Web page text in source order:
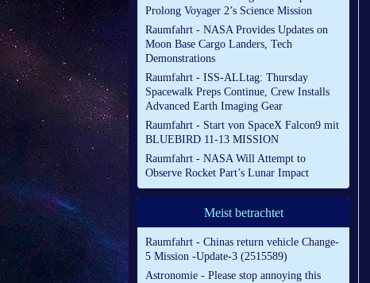
Prolong Voyager 2’s Science Mission
Raumfahrt - NASA Provides Updates on
Moon Base Cargo Landers, Tech
Demonstrations
Raumfahrt - ISS-ALLtag: Thursday
Spacewalk Preps Continue, Crew Installs
Advanced Earth Imaging Gear
Raumfahrt - Start von SpaceX Falcon9 mit
BLUEBIRD 11-13 MISSION
Raumfahrt - NASA Will Attempt to
Observe Rocket Part’s Lunar Impact
Meist betrachtet
Raumfahrt - Chinas return vehicle Change-
5 Mission -Update-3 (2515589)
Astronomie - Please stop annoying this